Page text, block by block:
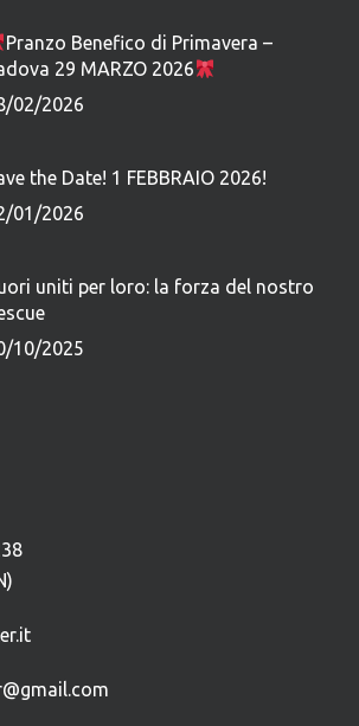
Pranzo Benefico di Primavera –
29 MARZO 2026
02/2026
the Date! 1 FEBBRAIO 2026!
01/2026
uniti per loro: la forza del nostro
10/2025